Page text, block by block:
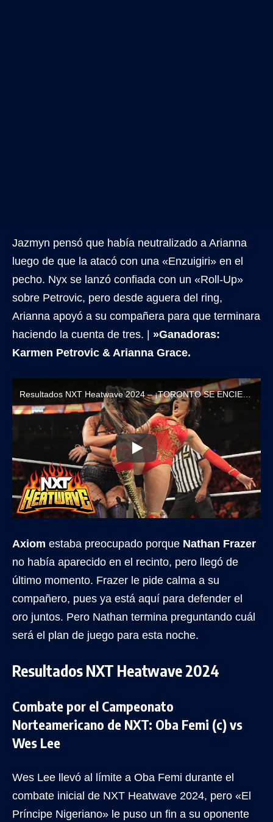
Jazmyn pensó que había neutralizado a Arianna
luego de que la atacó con una «Enzuigiri» en el
pecho. Nyx se lanzó confiada con un «Roll-Up»
sobre Petrovic, pero desde aguera del ring,
Arianna apoyó a su compañera para que terminara
haciendo la cuenta de tres. | »Ganadoras:
Karmen Petrovic & Arianna Grace.
Axiom estaba preocupado porque Nathan Frazer
no había aparecido en el recinto, pero llegó de
último momento. Frazer le pide calma a su
compañero, pues ya está aquí para defender el
oro juntos. Pero Nathan termina preguntando cuál
será el plan de juego para esta noche.
Resultados NXT Heatwave 2024
Combate por el Campeonato
Norteamericano de NXT: Oba Femi (c) vs
Wes Lee
Wes Lee llevó al límite a Oba Femi durante el
combate inicial de NXT Heatwave 2024, pero «El
Príncipe Nigeriano» le puso un fin a su oponente